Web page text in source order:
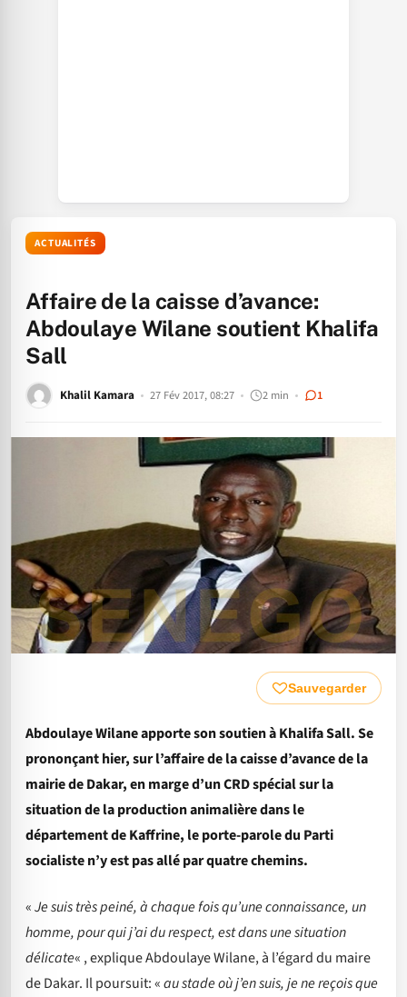
ACTUALITÉS
Affaire de la caisse d’avance:
Abdoulaye Wilane soutient Khalifa
Sall
Khalil Kamara 27 Fév 2017, 08:27 2 min 1
Sauvegarder
Abdoulaye Wilane apporte son soutien à Khalifa Sall. Se
prononçant hier, sur l’affaire de la caisse d’avance de la
mairie de Dakar, en marge d’un CRD spécial sur la
situation de la production animalière dans le
département de Kaffrine, le porte-parole du Parti
socialiste n’y est pas allé par quatre chemins.
«Je suis très peiné, à chaque fois qu’une connaissance, un
homme, pour qui j’ai du respect, est dans une situation
délicate« , explique Abdoulaye Wilane, à l’égard du maire
de Dakar. Il poursuit: «au stade où j’en suis, je ne reçois que